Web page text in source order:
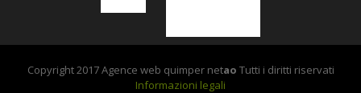
Copyright 2017 Agence web quimper netao Tutti i diritti riservati
Informazioni legali